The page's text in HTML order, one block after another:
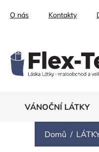
O nás Kontakty
VÁNOČNÍ LÁTKY
Domů